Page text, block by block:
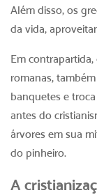
Além disso, os
da vida,
Em
romanas,
banquetes e
antes do
árvores em sua
do pinheiro.
A